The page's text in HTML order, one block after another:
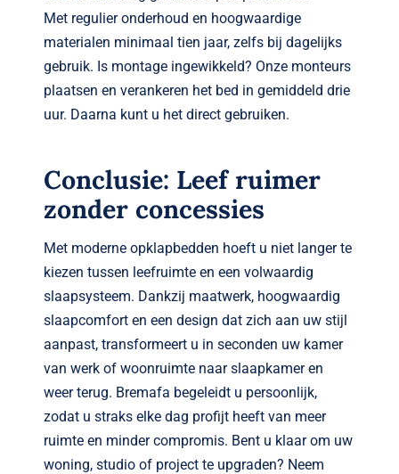
Met regulier onderhoud en hoogwaardige
materialen minimaal tien jaar, zelfs bij dagelijks
gebruik. Is montage ingewikkeld? Onze monteurs
plaatsen en verankeren het bed in gemiddeld drie
uur. Daarna kunt u het direct gebruiken.
Conclusie: Leef ruimer
zonder concessies
Met moderne opklapbedden hoeft u niet langer te
kiezen tussen leefruimte en een volwaardig
slaapsysteem. Dankzij maatwerk, hoogwaardig
slaapcomfort en een design dat zich aan uw stijl
aanpast, transformeert u in seconden uw kamer
van werk of woonruimte naar slaapkamer en
weer terug. Bremafa begeleidt u persoonlijk,
zodat u straks elke dag profijt heeft van meer
ruimte en minder compromis. Bent u klaar om uw
woning, studio of project te upgraden? Neem